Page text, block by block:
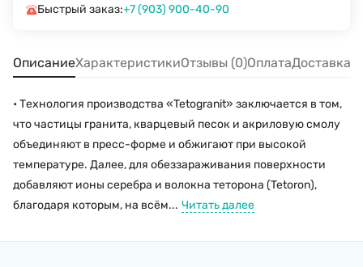
Быстрый заказ:+7 (903) 900-40-90
ОписаниеХарактеристикиОтзывы (0)ОплатаДоставка
• Технология производства «Tetogranit» заключается в том,
что частицы гранита, кварцевый песок и акриловую смолу
объединяют в пресс-форме и обжигают при высокой
температуре. Далее, для обеззараживания поверхности
добавляют ионы серебра и волокна теторона (Tetoron),
благодаря которым, на всём... Читать далее